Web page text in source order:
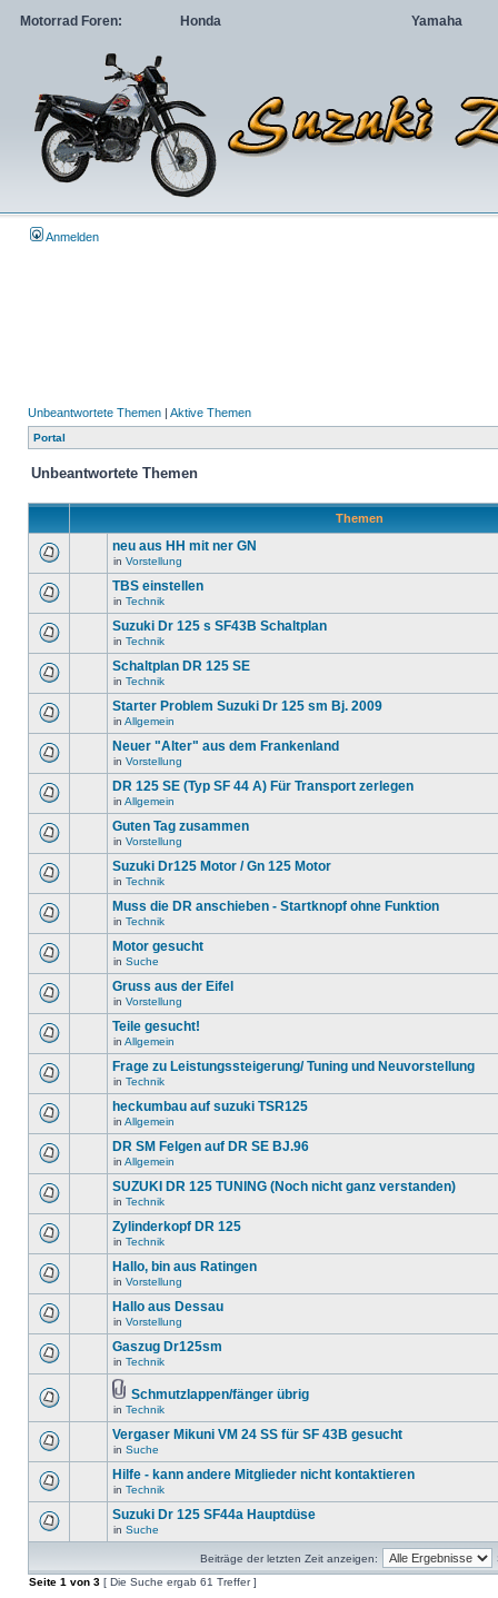
Motorrad Foren: Honda Yamaha
Anmelden
Unbeantwortete Themen | Aktive Themen
Portal
Unbeantwortete Themen
Themen
neu aus HH mit ner GN
in Vorstellung
TBS einstellen
in Technik
Suzuki Dr 125 s SF43B Schaltplan
in Technik
Schaltplan DR 125 SE
in Technik
Starter Problem Suzuki Dr 125 sm Bj. 2009
in Allgemein
Neuer "Alter" aus dem Frankenland
in Vorstellung
DR 125 SE (Typ SF 44 A) Für Transport zerlegen
in Allgemein
Guten Tag zusammen
in Vorstellung
Suzuki Dr125 Motor / Gn 125 Motor
in Technik
Muss die DR anschieben - Startknopf ohne Funktion
in Technik
Motor gesucht
in Suche
Gruss aus der Eifel
in Vorstellung
Teile gesucht!
in Allgemein
Frage zu Leistungssteigerung/ Tuning und Neuvorstellung
in Technik
heckumbau auf suzuki TSR125
in Allgemein
DR SM Felgen auf DR SE BJ.96
in Allgemein
SUZUKI DR 125 TUNING (Noch nicht ganz verstanden)
in Technik
Zylinderkopf DR 125
in Technik
Hallo, bin aus Ratingen
in Vorstellung
Hallo aus Dessau
in Vorstellung
Gaszug Dr125sm
in Technik
Schmutzlappen/fänger übrig
in Technik
Vergaser Mikuni VM 24 SS für SF 43B gesucht
in Suche
Hilfe - kann andere Mitglieder nicht kontaktieren
in Technik
Suzuki Dr 125 SF44a Hauptdüse
in Suche
Beiträge der letzten Zeit anzeigen:
Seite 1 von 3 [ Die Suche ergab 61 Treffer ]